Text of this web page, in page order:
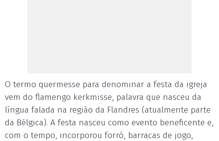
O termo quermesse para denominar a festa da igreja
vem do flamengo kerkmisse, palavra que nasceu da
língua falada na região da Flandres (atualmente parte
da Bélgica). A festa nasceu como evento beneficente e,
com o tempo, incorporou forró, barracas de jogo,